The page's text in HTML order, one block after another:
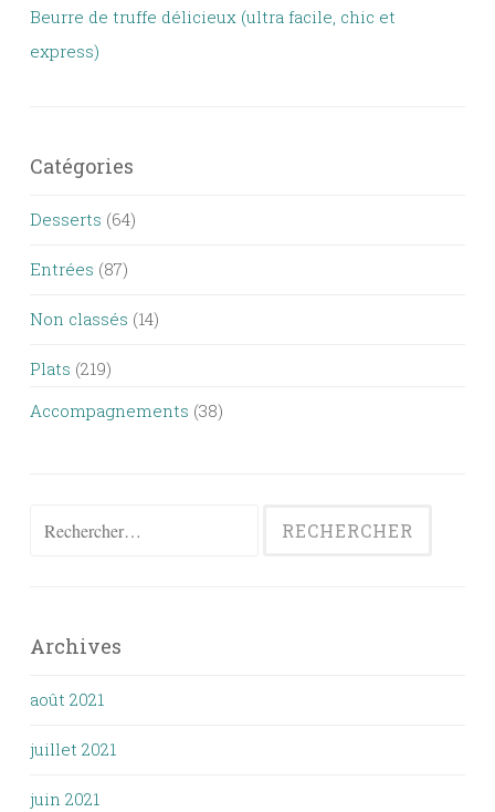
Beurre de truffe délicieux (ultra facile, chic et
express)
Catégories
Desserts (64)
Entrées (87)
Non classés (14)
Plats (219)
Accompagnements (38)
Rechercher :
Archives
août 2021
juillet 2021
juin 2021